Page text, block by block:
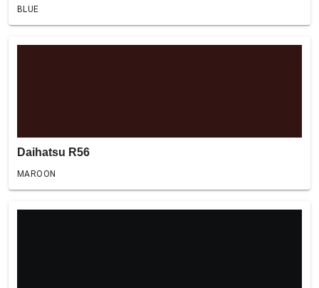
BLUE
Daihatsu R56
MAROON